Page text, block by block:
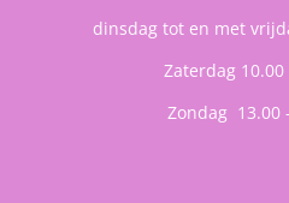
dinsdag tot en met
Zaterdag
Zondag 13.00